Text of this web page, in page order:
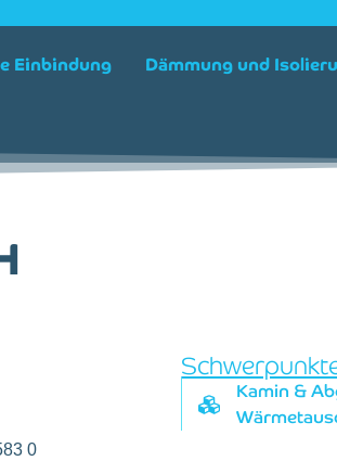
Einbindung Dämmung und
0
Kamin &